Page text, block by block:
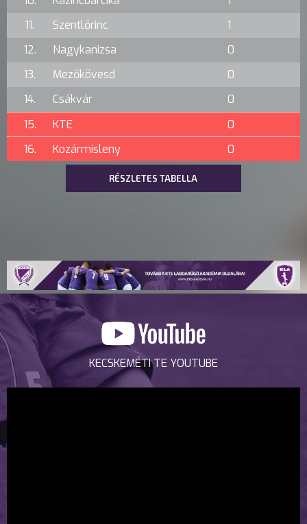
11.
Szentlőrinc
1
12.
Nagykanizsa
0
13.
Mezőkövesd
0
14.
Csákvár
0
15.
KTE
0
16.
Kozármisleny 0
RÉSZLETES TABELLA
KECSKEMÉTI TE YOUTUBE